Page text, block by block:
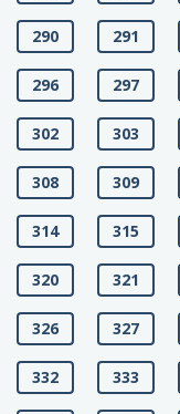
290 291
296 297
302 303
308 309
314 315
320 321
326 327
332 333